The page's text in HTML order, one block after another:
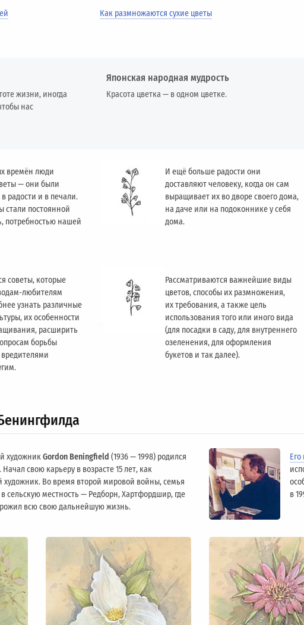
Как размножаются сухие цветы
жизни, иногда
нас
Японская народная мудрость
Красота цветка — в одном цветке.
времён люди
— они были
радости и в печали.
стали постоянной
потребностью нашей
И ещё больше радости они
доставляют человеку, когда он сам
выращивает их во дворе своего дома,
на даче или на подоконнике у себя
дома.
советы, которые
любителям
узнать различные
их особенности
расширить
борьбы
Рассматриваются важнейшие виды
цветов, способы их размножения,
их требования, а также цель
использования того или иного вида
(для посадки в саду, для внутреннего
озеленения, для оформления
букетов и так далее).
художникGordon Beningfield (1936 — 1998) родился
свою карьеру в возрасте 15 лет, как
художник. Во время второй мировой войны, семья
в сельскую местность — Редборн, Хартфордшир, где
всю свою дальнейшую жизнь.
в